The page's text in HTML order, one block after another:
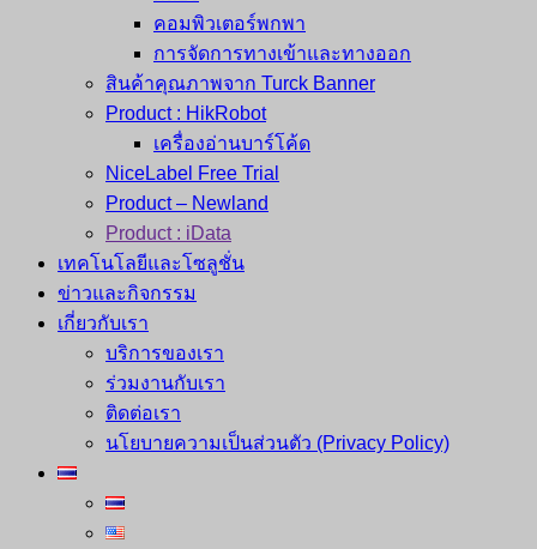
คอมพิวเตอร์พกพา
การจัดการทางเข้าและทางออก
สินค้าคุณภาพจาก Turck Banner
Product : HikRobot
เครื่องอ่านบาร์โค้ด
NiceLabel Free Trial
Product – Newland
Product : iData
เทคโนโลยีและโซลูชั่น
ข่าวและกิจกรรม
เกี่ยวกับเรา
บริการของเรา
ร่วมงานกับเรา
ติดต่อเรา
นโยบายความเป็นส่วนตัว (Privacy Policy)